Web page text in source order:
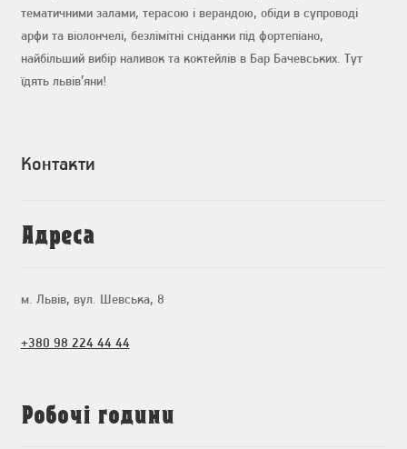
тематичними залами, терасою і верандою, обіди в супроводі
арфи та віолончелі, безлімітні сніданки під фортепіано,
найбільший вибір наливок та коктейлів в Бар Бачевських. Тут
їдять львів’яни!
Контакти
Адреса
м. Львів, вул. Шевська, 8
+380 98 224 44 44
Робочі години